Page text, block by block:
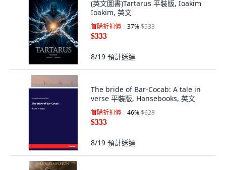
(英文圖書)Tartarus 平裝版, Ioakim
Ioakim, 英文
首購折扣價 37%$533
$333
8/19 預計送達
The bride of Bar-Cocab: A tale in
verse 平裝版, Hansebooks, 英文
首購折扣價 46%$628
$333
8/19 預計送達